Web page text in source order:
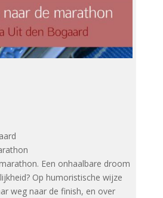
Een onhaalbare droom
Op humoristische wijze
weg naar de finish, en over